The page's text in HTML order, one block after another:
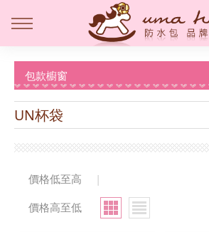
包款櫥窗
UN杯袋
價格低至高
|
價格高至低